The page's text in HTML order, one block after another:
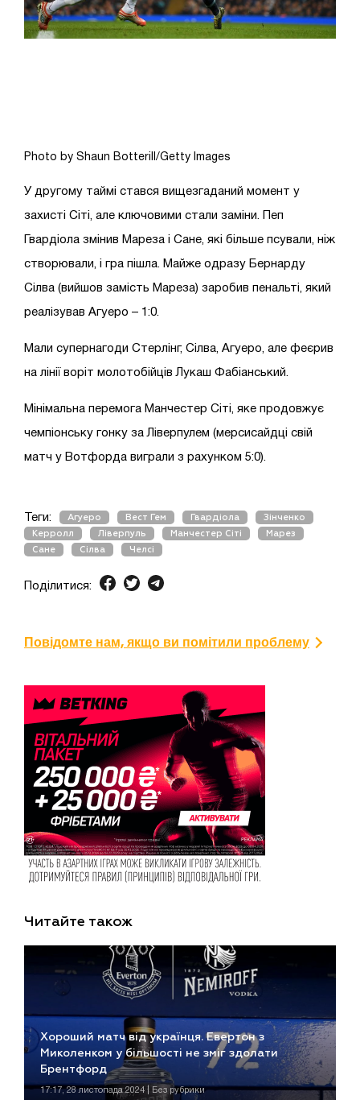
Photo by Shaun Botterill/Getty Images
У другому таймі стався вищезгаданий момент у
захисті Сіті, але ключовими стали заміни. Пеп
Гвардіола змінив Мареза і Сане, які більше псували, ніж
створювали, і гра пішла. Майже одразу Бернарду
Сілва (вийшов замість Мареза) заробив пенальті, який
реалізував Агуеро – 1:0.
Мали супернагоди Стерлінг, Сілва, Агуеро, але феєрив
на лінії воріт молотобійців Лукаш Фабіанський.
Мінімальна перемога Манчестер Сіті, яке продовжує
чемпіонську гонку за Ліверпулем (мерсисайдці свій
матч у Вотфорда виграли з рахунком 5:0).
Теги: Агуеро Вест Гем Гвардіола
Зінченко
Керролл
Ліверпуль Манчестер Сіті
Марез
Сане
Сілва Челсі
Поділитися:
Повідомте нам, якщо ви помітили проблему
Читайте також
Хороший матч від українця. Евертон з
Миколенком у більшості не зміг здолати
Брентфорд
17:17, 28 листопада 2024 | Без рубрики